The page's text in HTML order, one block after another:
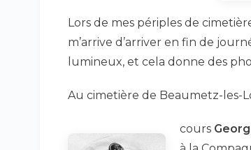
Lors de mes périples de
m’arrive d’arriver en fin de
lumineux, et cela donne des
Au cimetière de Beaumetz-les-
cours